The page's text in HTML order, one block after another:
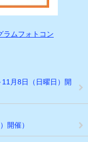
ラムフォトコン
月8日（日曜日）開
開催）